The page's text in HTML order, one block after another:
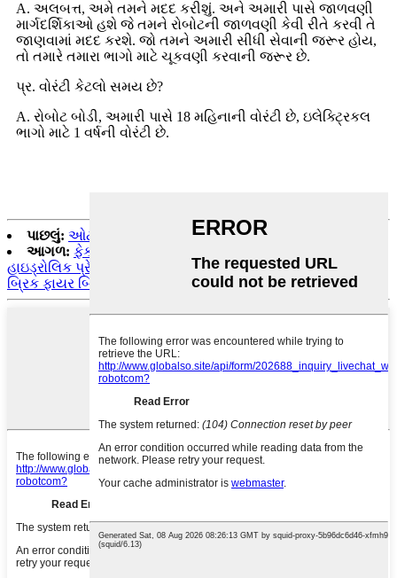
માર્ગદર્શિકાઓ હશે જે તમને રોબોટની જાળવણી કેવી રીતે કરવી તે
જાણવામાં મદદ કરશે. જો તમને અમારી સીધી સેવાની જરૂર હોય,
તો તમારે તમારા ભાગો માટે ચૂકવણી કરવાની જરૂર છે.
A. રોબોટ બોડી, અમારી પાસે 18 મહિનાની વોરંટી છે, ઇલેક્ટ્રિકલ
ભાગો માટે 1 વર્ષની વોરંટી છે.
પાછલું: ઓટો પાર્ટ્સ આર્ક વેલ્ડીંગ રોબોટ
આગળ: ફેક્ટરી ઓછી કિંમત ચાઇના માસિક ડીલ્સ કસ્ટમાઇઝ્ડ
હાઇડ્રોલિક પ્રેસ ફોર કોલમ 4 પોસ્ટ પાવડર ફોર્મિંગ સોલ્ટ બ્રિક લિક
બ્રિક ફાયર બ્રિક રિફ્રેક્ટરી મટિરિયલ હાઇડ્રોલિક પ્રેસ મશીન